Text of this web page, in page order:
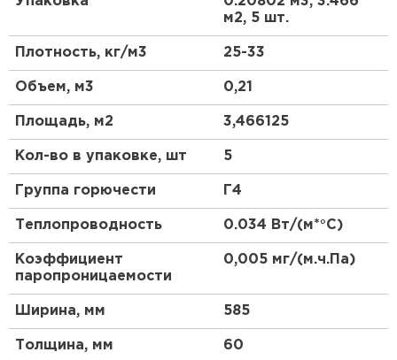
экологичность и низкая теплопроводность -
ПЕНОПЛЭКС® по сравнению с другими
материалами.
Область применения
Используется для утепления внешних и
внутренних ограждающих конструкций
(теплоизоляция стен, перегородок, фасадных
систем). Плиты имеют фрезерованную
поверхность, что улучшает адгезию штукатурных
и клеевых составов к поверхности материала и
сокращает сроки выполнения штукатурных работ.
Преимущества
м2, 5 шт.
Плотность, кг/м3 25-33
Объем, м3 0,21
Площадь, м2 3,466125
Кол-во в упаковке, шт 5
Группа горючести Г4
Теплопроводность 0.034 Вт/(м*°C)
Коэффициент
паропроницаемости
0,005 мг/(м.ч.Па)
Ширина, мм 585
Толщина, мм 60
ПЕРЕЙТИ
Утеплитель Теплекс
Рулонная кровля Брит